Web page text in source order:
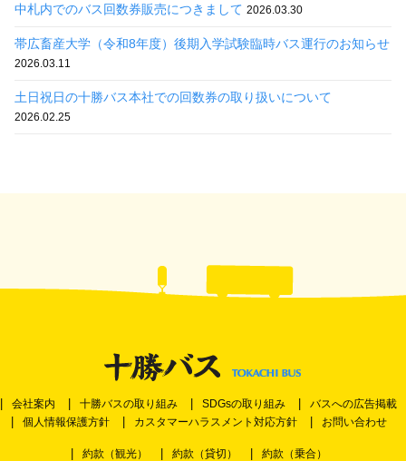
中札内でのバス回数券販売につきまして 2026.03.30
帯広畜産大学（令和8年度）後期入学試験臨時バス運行のお知らせ
2026.03.11
土日祝日の十勝バス本社での回数券の取り扱いについて
2026.02.25
会社案内 十勝バスの取り組み SDGsの取り組み
バスへの広告掲載
個人情報保護方針
カスタマーハラスメント対応方針 お問い合わせ
約款（観光） 約款（貸切） 約款（乗合）